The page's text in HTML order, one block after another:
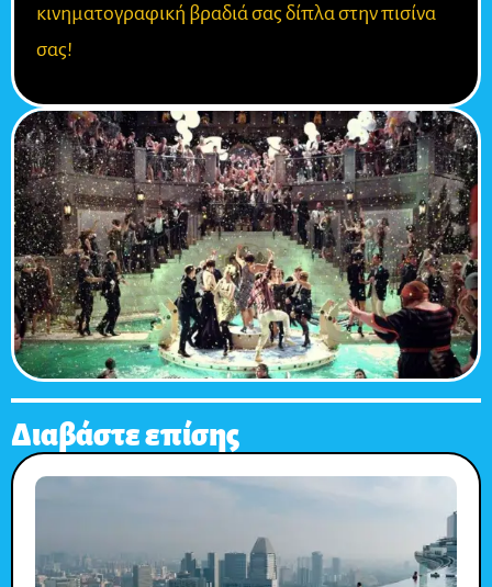
κινηματογραφική βραδιά σας δίπλα στην πισίνα
σας!
Διαβάστε επίσης